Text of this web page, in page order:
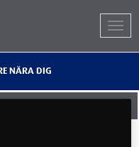
NÄRA DIG